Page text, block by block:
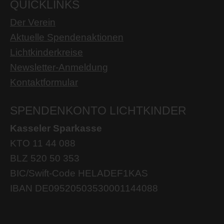
QUICKLINKS
Der Verein
Aktuelle Spendenaktionen
Lichtkinderkreise
Newsletter-Anmeldung
Kontaktformular
SPENDENKONTO LICHTKINDER
Kasseler Sparkasse
KTO 11 44 088
BLZ 520 50 353
BIC/Swift-Code HELADEF1KAS
IBAN DE09520503530001144088